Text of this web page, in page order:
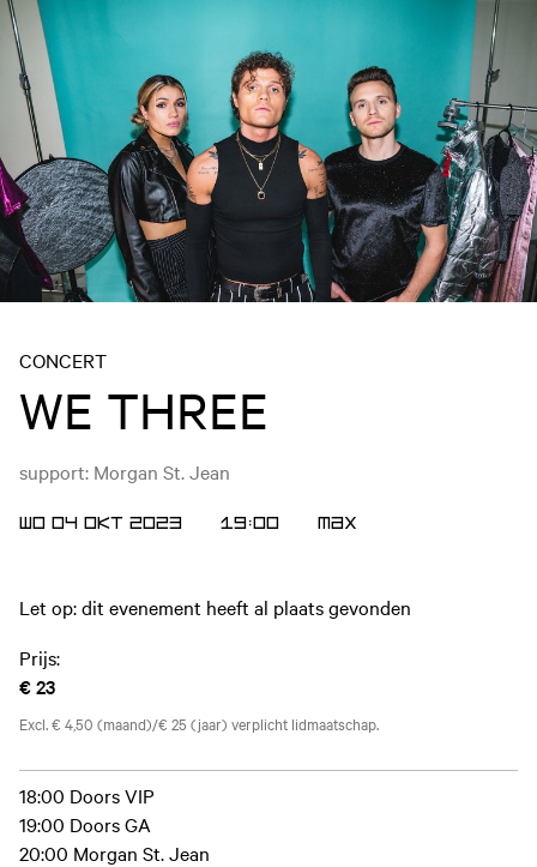
CONCERT
WE THREE
support: Morgan St. Jean
WO 04 OKT 2023 19:00 Max
Let op: dit evenement heeft al plaats gevonden
Prijs:
€ 23
Excl. € 4,50 (maand)/€ 25 (jaar) verplicht lidmaatschap.
18:00 Doors VIP
19:00 Doors GA
20:00 Morgan St. Jean